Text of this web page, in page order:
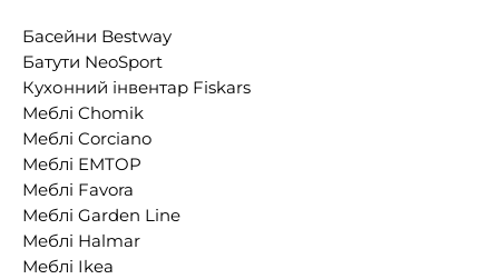
Басейни Bestway
Батути NeoSport
Кухонний інвентар Fiskars
Меблі Chomik
Меблі Corciano
Меблі EMTOP
Меблі Favora
Меблі Garden Line
Меблі Halmar
Меблі Ikea